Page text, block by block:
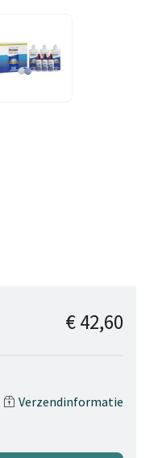
€ 42,60
Verzendinformatie